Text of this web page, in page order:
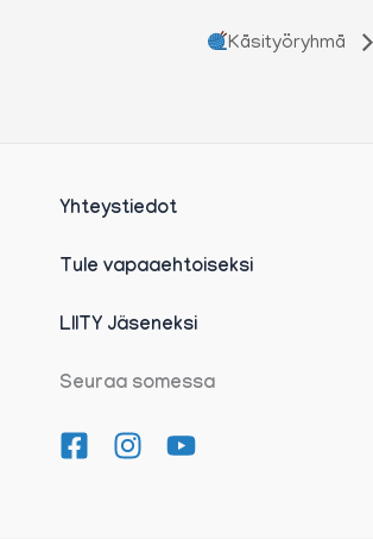
Käsityöryhmä
Yhteystiedot
Tule vapaaehtoiseksi
LIITY Jäseneksi
Seuraa somessa